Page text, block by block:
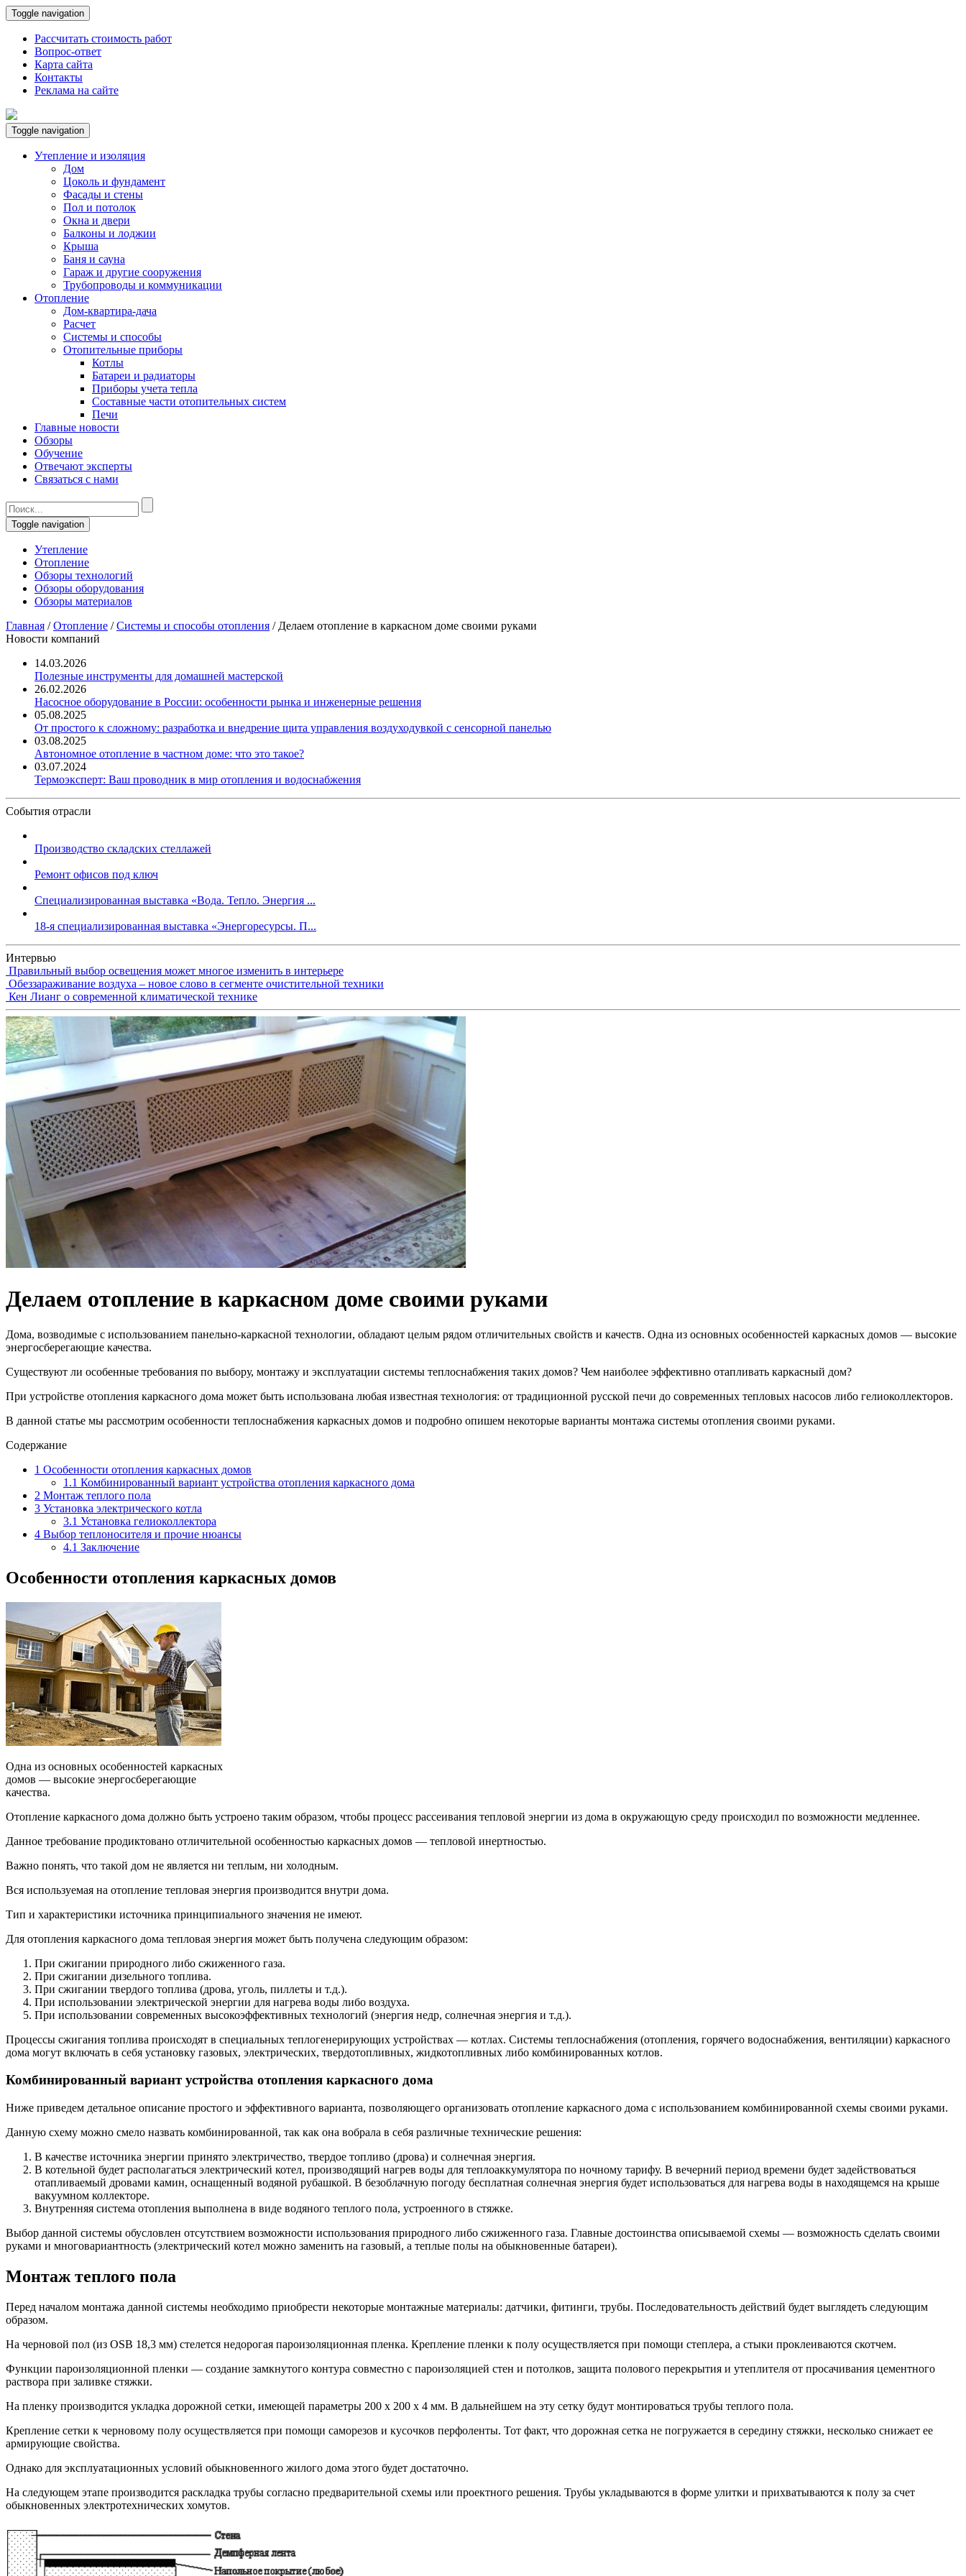
Toggle navigation
Рассчитать стоимость работ
Вопрос-ответ
Карта сайта
Контакты
Реклама на сайте
Toggle navigation
Утепление и изоляция
Дом
Цоколь и фундамент
Фасады и стены
Пол и потолок
Окна и двери
Балконы и лоджии
Крыша
Баня и сауна
Гараж и другие сооружения
Трубопроводы и коммуникации
Отопление
Дом-квартира-дача
Расчет
Системы и способы
Отопительные приборы
Котлы
Батареи и радиаторы
Приборы учета тепла
Составные части отопительных систем
Печи
Главные новости
Обзоры
Обучение
Отвечают эксперты
Связаться с нами
Toggle navigation
Утепление
Отопление
Обзоры технологий
Обзоры оборудования
Обзоры материалов
Главная /Отопление /Системы и способы отопления / Делаем отопление в каркасном доме своими руками
Новости компаний
14.03.2026
Полезные инструменты для домашней мастерской
26.02.2026
Насосное оборудование в России: особенности рынка и инженерные решения
05.08.2025
От простого к сложному: разработка и внедрение щита управления воздуходувкой с сенсорной панелью
03.08.2025
Автономное отопление в частном доме: что это такое?
03.07.2024
Термоэксперт: Ваш проводник в мир отопления и водоснабжения
События отрасли
Производство складских стеллажей
Ремонт офисов под ключ
Специализированная выставка «Вода. Тепло. Энергия ...
18-я специализированная выставка «Энергоресурсы. П...
Интервью
Правильный выбор освещения может многое изменить в интерьере
Обеззараживание воздуха – новое слово в сегменте очистительной техники
Кен Лианг о современной климатической технике
Делаем отопление в каркасном доме своими руками
Дома, возводимые с использованием панельно-каркасной технологии, обладают целым рядом отличительных свойств и качеств. Одна из основных особенностей каркасных домов — высокие
энергосберегающие качества.
Существуют ли особенные требования по выбору, монтажу и эксплуатации системы теплоснабжения таких домов? Чем наиболее эффективно отапливать каркасный дом?
При устройстве отопления каркасного дома может быть использована любая известная технология: от традиционной русской печи до современных тепловых насосов либо гелиоколлекторов.
В данной статье мы рассмотрим особенности теплоснабжения каркасных домов и подробно опишем некоторые варианты монтажа системы отопления своими руками.
Содержание
1 Особенности отопления каркасных домов
1.1 Комбинированный вариант устройства отопления каркасного дома
2 Монтаж теплого пола
3 Установка электрического котла
3.1 Установка гелиоколлектора
4 Выбор теплоносителя и прочие нюансы
4.1 Заключение
Особенности отопления каркасных домов
Одна из основных особенностей каркасных
домов — высокие энергосберегающие
качества.
Отопление каркасного дома должно быть устроено таким образом, чтобы процесс рассеивания тепловой энергии из дома в окружающую среду происходил по возможности медленнее.
Данное требование продиктовано отличительной особенностью каркасных домов — тепловой инертностью.
Важно понять, что такой дом не является ни теплым, ни холодным.
Вся используемая на отопление тепловая энергия производится внутри дома.
Тип и характеристики источника принципиального значения не имеют.
Для отопления каркасного дома тепловая энергия может быть получена следующим образом:
При сжигании природного либо сжиженного газа.
При сжигании дизельного топлива.
При сжигании твердого топлива (дрова, уголь, пиллеты и т.д.).
При использовании электрической энергии для нагрева воды либо воздуха.
При использовании современных высокоэффективных технологий (энергия недр, солнечная энергия и т.д.).
Процессы сжигания топлива происходят в специальных теплогенерирующих устройствах — котлах. Системы теплоснабжения (отопления, горячего водоснабжения, вентиляции) каркасного
дома могут включать в себя установку газовых, электрических, твердотопливных, жидкотопливных либо комбинированных котлов.
Комбинированный вариант устройства отопления каркасного дома
Ниже приведем детальное описание простого и эффективного варианта, позволяющего организовать отопление каркасного дома с использованием комбинированной схемы своими руками.
Данную схему можно смело назвать комбинированной, так как она вобрала в себя различные технические решения:
В качестве источника энергии принято электричество, твердое топливо (дрова) и солнечная энергия.
В котельной будет располагаться электрический котел, производящий нагрев воды для теплоаккумулятора по ночному тарифу. В вечерний период времени будет задействоваться
отапливаемый дровами камин, оснащенный водяной рубашкой. В безоблачную погоду бесплатная солнечная энергия будет использоваться для нагрева воды в находящемся на крыше
вакуумном коллекторе.
Внутренняя система отопления выполнена в виде водяного теплого пола, устроенного в стяжке.
Выбор данной системы обусловлен отсутствием возможности использования природного либо сжиженного газа. Главные достоинства описываемой схемы — возможность сделать своими
руками и многовариантность (электрический котел можно заменить на газовый, а теплые полы на обыкновенные батареи).
Монтаж теплого пола
Перед началом монтажа данной системы необходимо приобрести некоторые монтажные материалы: датчики, фитинги, трубы. Последовательность действий будет выглядеть следующим
образом.
На черновой пол (из OSB 18,3 мм) стелется недорогая пароизоляционная пленка. Крепление пленки к полу осуществляется при помощи степлера, а стыки проклеиваются скотчем.
Функции пароизоляционной пленки — создание замкнутого контура совместно с пароизоляцией стен и потолков, защита полового перекрытия и утеплителя от просачивания цементного
раствора при заливке стяжки.
На пленку производится укладка дорожной сетки, имеющей параметры 200 х 200 х 4 мм. В дальнейшем на эту сетку будут монтироваться трубы теплого пола.
Крепление сетки к черновому полу осуществляется при помощи саморезов и кусочков перфоленты. Тот факт, что дорожная сетка не погружается в середину стяжки, несколько снижает ее
армирующие свойства.
Однако для эксплуатационных условий обыкновенного жилого дома этого будет достаточно.
На следующем этапе производится раскладка трубы согласно предварительной схемы или проектного решения. Трубы укладываются в форме улитки и прихватываются к полу за счет
обыкновенных электротехнических хомутов.